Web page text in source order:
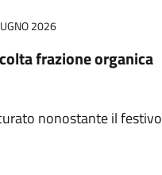
2026
frazione organica
nonostante il festivo